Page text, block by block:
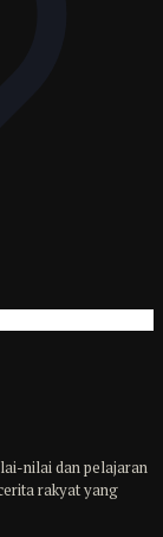
nilai dan pelajaran
rakyat yang